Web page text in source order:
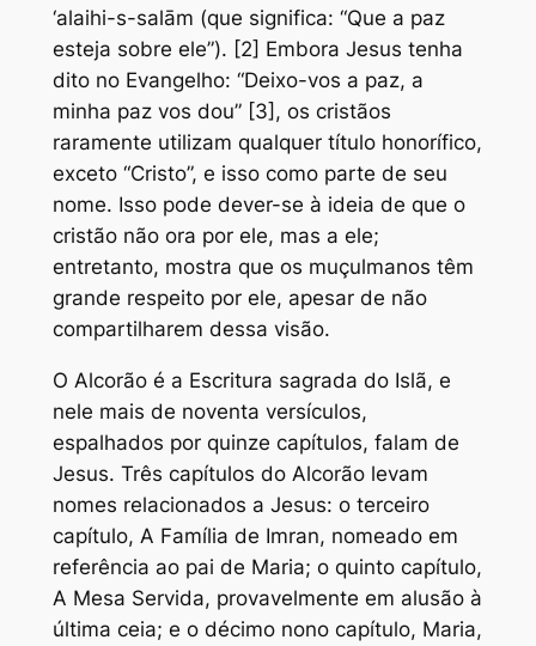
‘alaihi-s-salām (que significa: “Que a paz
esteja sobre ele”). [2] Embora Jesus tenha
dito no Evangelho: “Deixo-vos a paz, a
minha paz vos dou” [3], os cristãos
raramente utilizam qualquer título honorífico,
exceto “Cristo”, e isso como parte de seu
nome. Isso pode dever-se à ideia de que o
cristão não ora por ele, mas a ele;
entretanto, mostra que os muçulmanos têm
grande respeito por ele, apesar de não
compartilharem dessa visão.
O Alcorão é a Escritura sagrada do Islã, e
nele mais de noventa versículos,
espalhados por quinze capítulos, falam de
Jesus. Três capítulos do Alcorão levam
nomes relacionados a Jesus: o terceiro
capítulo, A Família de Imran, nomeado em
referência ao pai de Maria; o quinto capítulo,
A Mesa Servida, provavelmente em alusão à
última ceia; e o décimo nono capítulo, Maria,